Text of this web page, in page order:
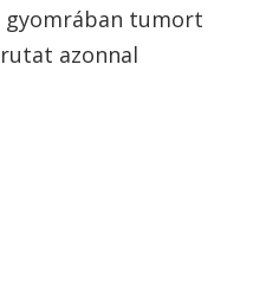
gyomrában tumort
azonnal